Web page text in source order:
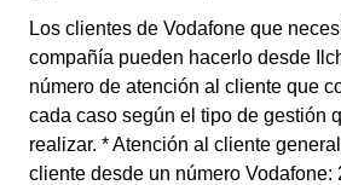
Los clientes de Vodafone que
compañía pueden hacerlo desde
número de atención al cliente que
cada caso según el tipo de gestión
realizar. * Atención al cliente
cliente desde un número Vodafone: